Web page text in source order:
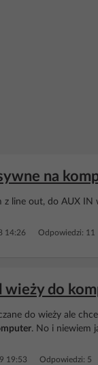
na
z line out, do AUX IN
14:26 Odpowiedzi:
wieży do
do wieży ale
. No i niewiem
19:53 Odpowiedzi: 5